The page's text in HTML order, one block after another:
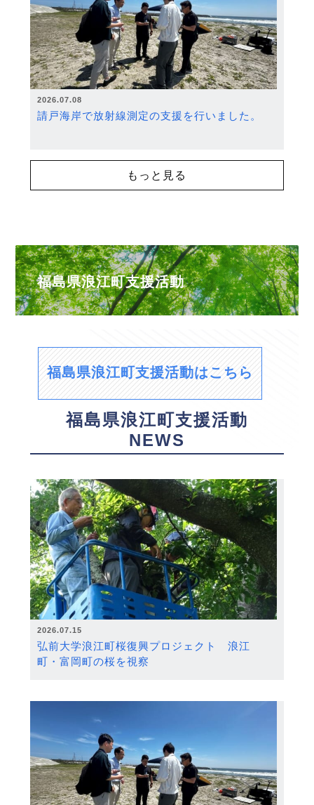
2026.07.08
請戸海岸で放射線測定の支援を行いました。
もっと見る
福島県浪江町支援活動
福島県浪江町支援活動はこちら
福島県浪江町支援活動
NEWS
2026.07.15
弘前大学浪江町桜復興プロジェクト 浪江
町・富岡町の桜を視察